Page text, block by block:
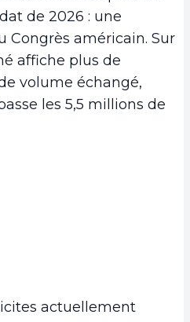
de 2026 : une
Congrès américain. Sur
affiche plus de
volume échangé,
les 5,5 millions de
actuellement